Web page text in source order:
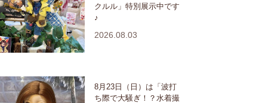
クルル」特別展示中です
♪
2026.08.03
8月23日（日）は「波打
ち際で大騒ぎ！？水着撮